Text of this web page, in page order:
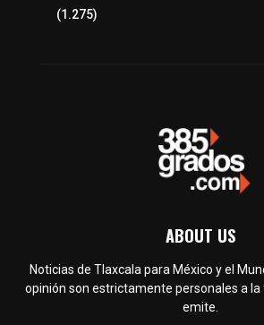
(1.275)
ABOUT US
Noticias de Tlaxcala para México y el
opinión son estrictamente personales a la
emite.